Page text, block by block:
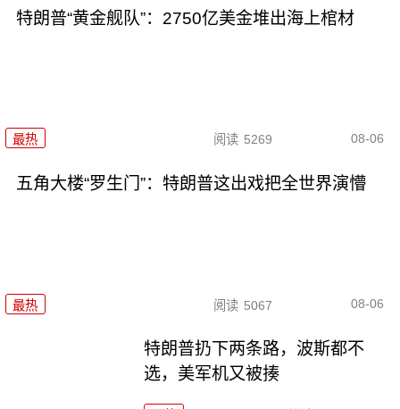
特朗普“黄金舰队”：2750亿美金堆出海上棺材
最热 阅读 5269 08-06
五角大楼“罗生门”：特朗普这出戏把全世界演懵
最热 阅读 5067 08-06
特朗普扔下两条路，波斯都不
选，美军机又被揍